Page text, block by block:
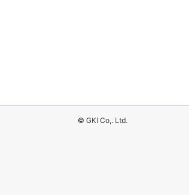
© GKI Co,. Ltd.